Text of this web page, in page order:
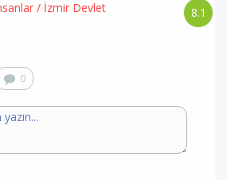
8.1
/ İzmir Devlet
0